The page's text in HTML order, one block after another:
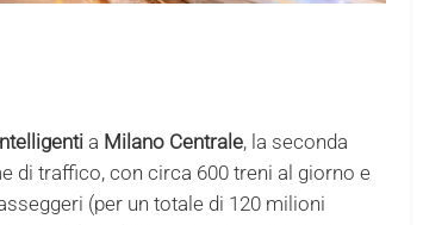
a Milano Centrale, la seconda
di traffico, con circa 600 treni al giorno e
(per un totale di 120 milioni